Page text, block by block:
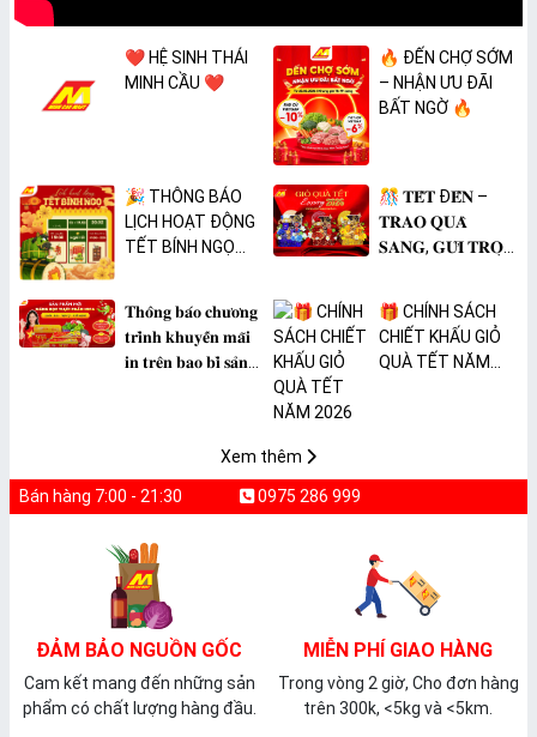
❤️ HỆ SINH THÁI
MINH CẦU ❤️
🔥 ĐẾN CHỢ SỚM
– NHẬN ƯU ĐÃI
BẤT NGỜ 🔥
🎉 THÔNG BÁO
LỊCH HOẠT ĐỘNG
TẾT BÍNH NGỌ
🎊 𝐓𝐄̂́𝐓 Đ𝐄̂́𝐍 –
𝐓𝐑𝐀𝐎 𝐐𝐔𝐀̀
𝐒𝐀𝐍𝐆, 𝐆𝐔̛̉𝐈 𝐓𝐑𝐎̣𝐍
𝐓𝐡𝐨̂𝐧𝐠 𝐛𝐚́𝐨 𝐜𝐡𝐮̛𝐨̛𝐧𝐠
𝐭𝐫𝐢̀𝐧𝐡 𝐤𝐡𝐮𝐲𝐞̂́𝐧 𝐦𝐚̃𝐢
𝐢𝐧 𝐭𝐫𝐞̂𝐧 𝐛𝐚𝐨 𝐛𝐢̀ 𝐬𝐚̉𝐧
🎁 CHÍNH SÁCH
CHIẾT KHẤU GIỎ
QUÀ TẾT NĂM
Xem thêm
Bán hàng 7:00 - 21:30 0975 286 999
ĐẢM BẢO NGUỒN GỐC
Cam kết mang đến những sản
phẩm có chất lượng hàng đầu.
MIỄN PHÍ GIAO HÀNG
Trong vòng 2 giờ, Cho đơn hàng
trên 300k, <5kg và <5km.